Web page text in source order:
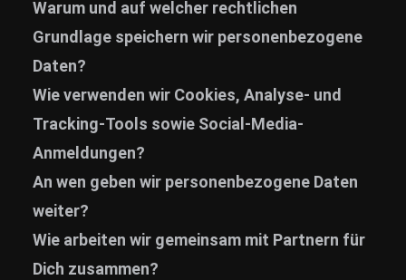
Kontakt
BARRIEREFREIHEIT
ONLINE
Rückblicke
Galerien
Warum und auf welcher rechtlichen
Grundlage speichern wir personenbezogene
Daten?
Wie verwenden wir Cookies, Analyse- und
Tracking-Tools sowie Social-Media-
Anmeldungen?
An wen geben wir personenbezogene Daten
weiter?
Wie arbeiten wir gemeinsam mit Partnern für
Dich zusammen?